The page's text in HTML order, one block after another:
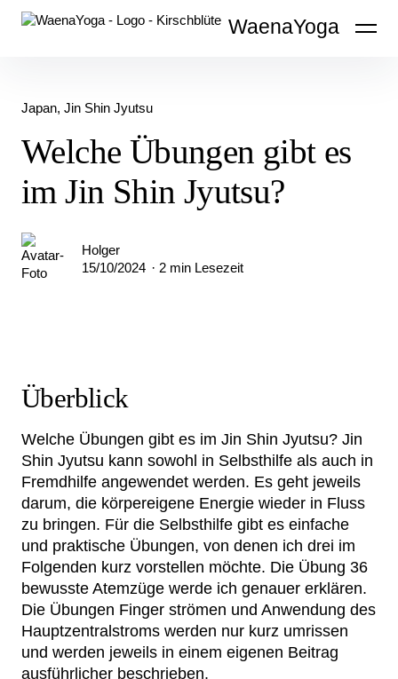
überspringen
WaenaYoga
Japan Jin Shin Jyutsu
Welche Übungen gibt es
im Jin Shin Jyutsu?
Holger
15/10/2024
2 min Lesezeit
Überblick
Welche Übungen gibt es im Jin Shin Jyutsu? Jin
Shin Jyutsu kann sowohl in Selbsthilfe als auch in
Fremdhilfe angewendet werden. Es geht jeweils
darum, die körpereigene Energie wieder in Fluss
zu bringen. Für die Selbsthilfe gibt es einfache
und praktische Übungen, von denen ich drei im
Folgenden kurz vorstellen möchte. Die Übung 36
bewusste Atemzüge werde ich genauer erklären.
Die Übungen Finger strömen und Anwendung des
Hauptzentralstroms werden nur kurz umrissen
und werden jeweils in einem eigenen Beitrag
ausführlicher beschrieben.